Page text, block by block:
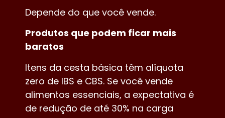
Depende do que você vende.
Produtos que podem ficar mais
baratos
Itens da cesta básica têm alíquota
zero de IBS e CBS. Se você vende
alimentos essenciais, a expectativa é
de redução de até 30% na carga